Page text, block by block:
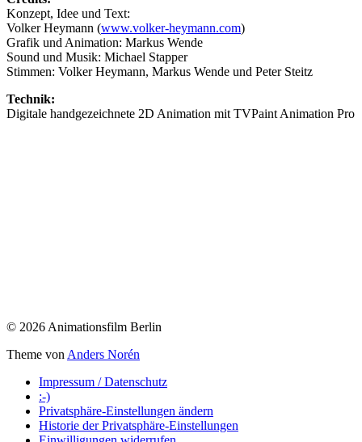
Konzept, Idee und Text:
Volker Heymann (www.volker-heymann.com)
Grafik und Animation: Markus Wende
Sound und Musik: Michael Stapper
Stimmen: Volker Heymann, Markus Wende und Peter Steitz
Technik:
Digitale handgezeichnete 2D Animation mit TVPaint Animation Pro
© 2026 Animationsfilm Berlin
Theme von Anders Norén
Impressum / Datenschutz
:-)
Privatsphäre-Einstellungen ändern
Historie der Privatsphäre-Einstellungen